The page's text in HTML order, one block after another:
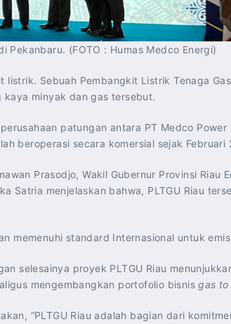
Pekanbaru. (FOTO : Humas Medco Energi)
Sebuah Pembangkit Listrik Tenaga
kaya minyak dan gas tersebut.
patungan antara PT Medco
beroperasi secara komersial sejak Februari
Prasodjo, Wakil Gubernur Provinsi
Satria menjelaskan bahwa, PLTGU Riau
memenuhi standard Internasional untuk
selesainya proyek PLTGU Riau
mengembangkan portofolio bisnisgas
“PLTGU Riau adalah bagian dari